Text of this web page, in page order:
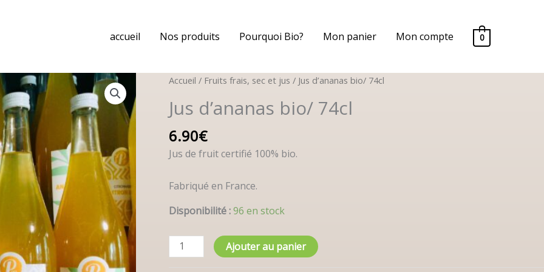
accueil Nos produits Pourquoi Bio? Mon panier Mon compte 0
Accueil / Fruits frais, sec et jus / Jus d’ananas bio/ 74cl
Jus d’ananas bio/ 74cl
6.90€
Jus de fruit certifié 100% bio.
Fabriqué en France.
Disponibilité :96 en stock
quantité
Jus
bio/
74cl
Ajouter au panier